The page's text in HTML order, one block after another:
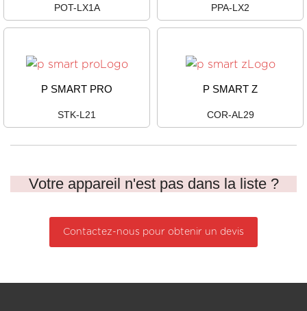
POT-LX1A PPA-LX2
P SMART PRO
STK-L21
P SMART Z
COR-AL29
Votre appareil n'est pas dans la liste ?
Contactez-nous pour obtenir un devis